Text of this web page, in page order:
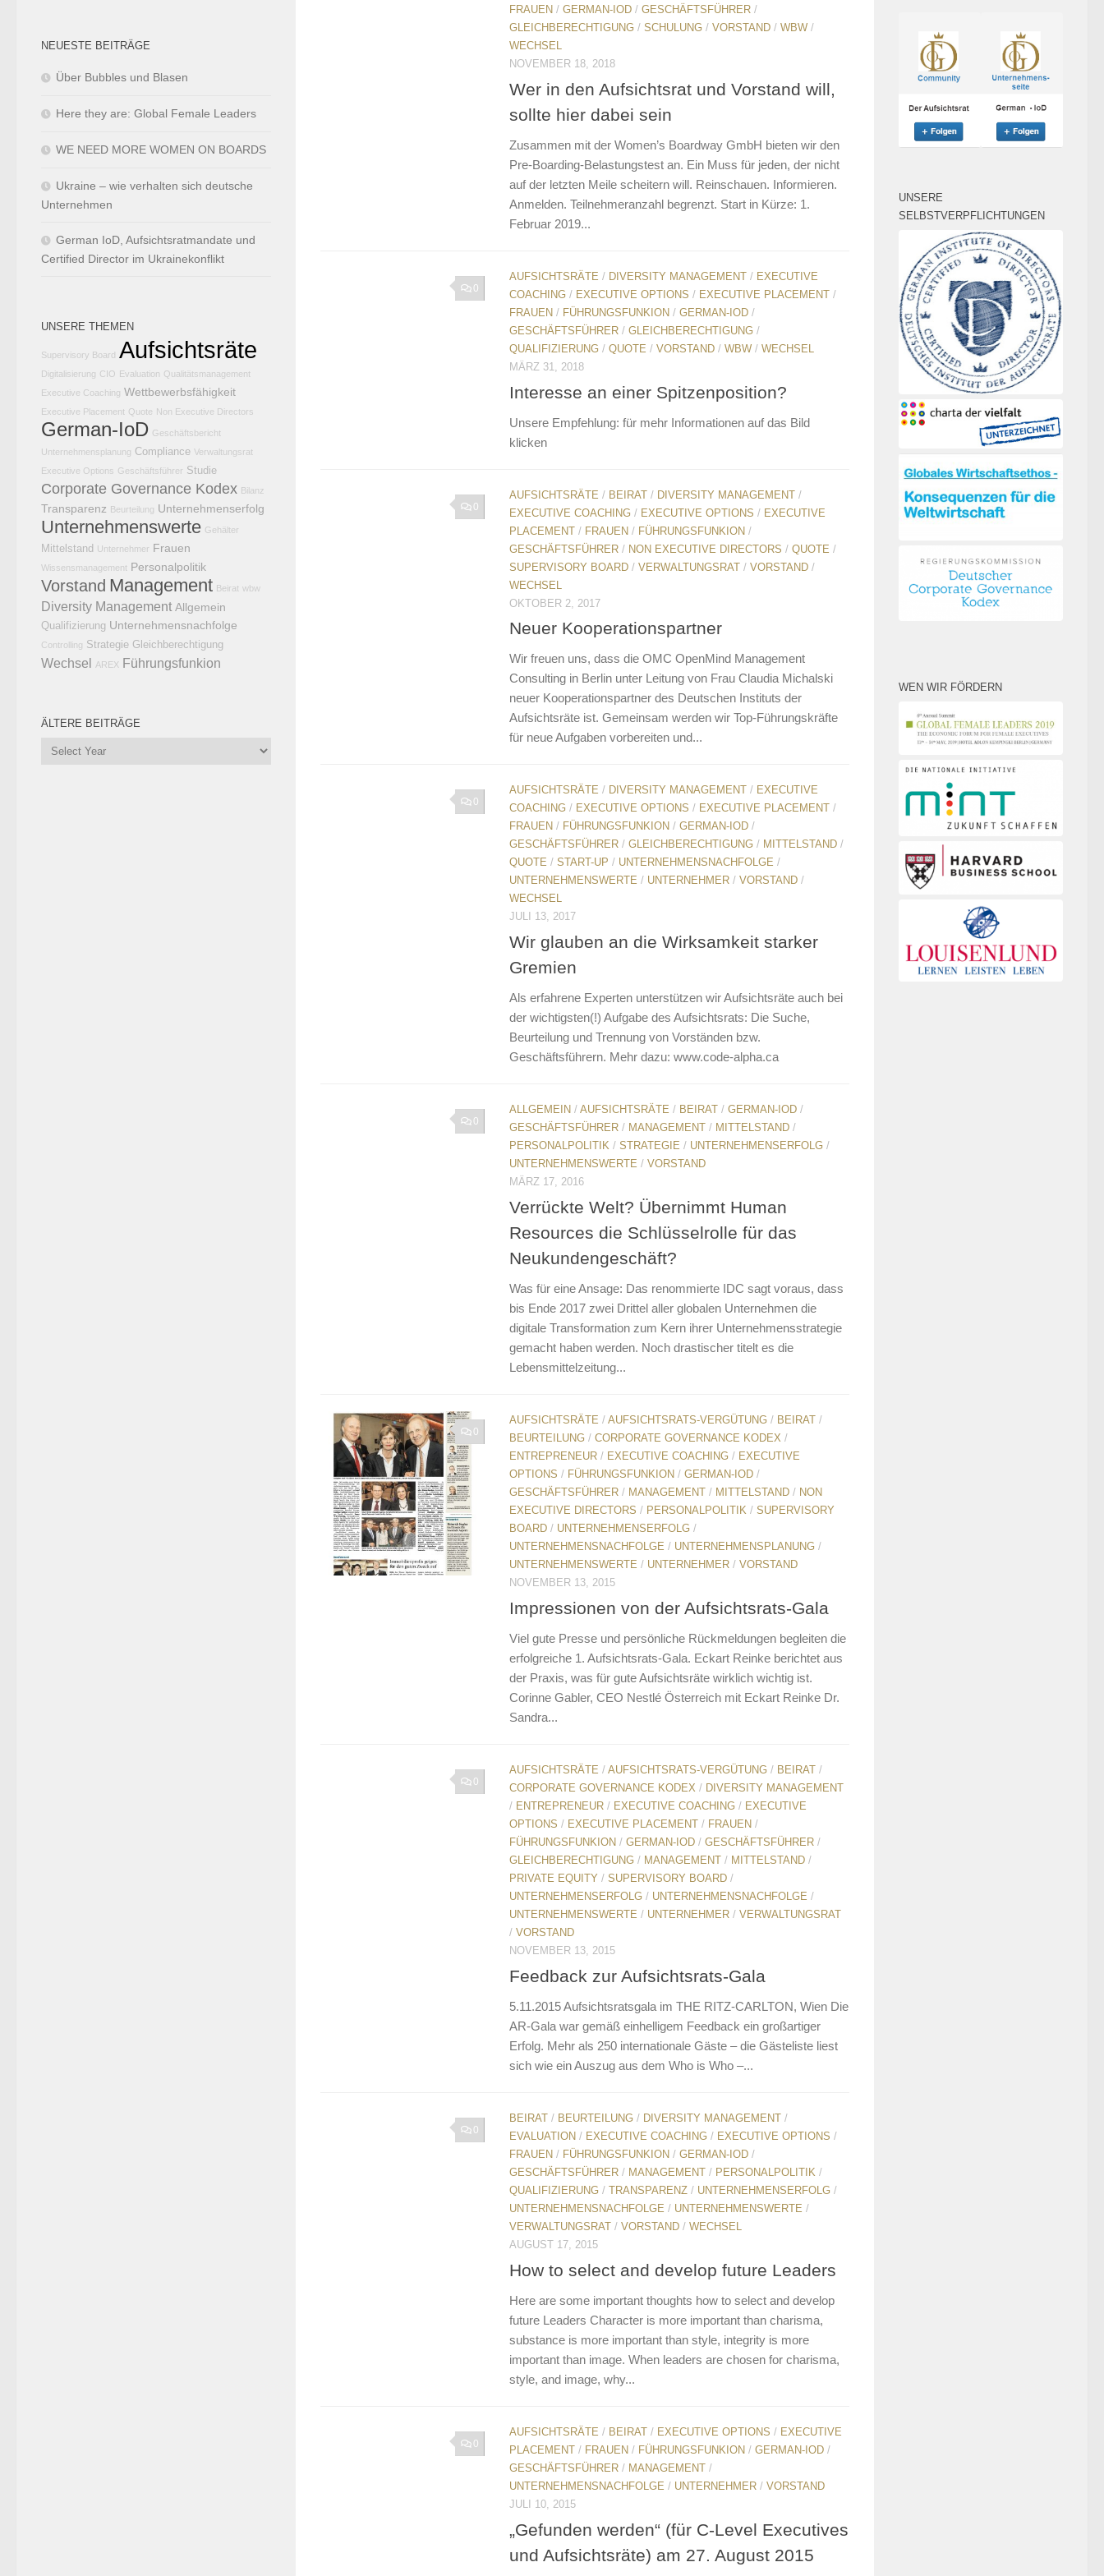
FRAUEN / GERMAN-IOD / GESCHÄFTSFÜHRER /
GLEICHBERECHTIGUNG / SCHULUNG / VORSTAND / WBW /
WECHSEL
NOVEMBER 18, 2018
Wer in den Aufsichtsrat und Vorstand will,
sollte hier dabei sein
Zusammen mit der Women’s Boardway GmbH bieten wir den
Pre-Boarding-Belastungstest an. Ein Muss für jeden, der nicht
auf der letzten Meile scheitern will. Reinschauen. Informieren.
Anmelden. Teilnehmeranzahl begrenzt. Start in Kürze: 1.
Februar 2019...
0
AUFSICHTSRÄTE / DIVERSITY MANAGEMENT / EXECUTIVE
COACHING / EXECUTIVE OPTIONS / EXECUTIVE PLACEMENT /
FRAUEN / FÜHRUNGSFUNKION / GERMAN-IOD /
GESCHÄFTSFÜHRER / GLEICHBERECHTIGUNG /
QUALIFIZIERUNG / QUOTE / VORSTAND / WBW / WECHSEL
MÄRZ 31, 2018
Interesse an einer Spitzenposition?
Unsere Empfehlung: für mehr Informationen auf das Bild
klicken
0
AUFSICHTSRÄTE / BEIRAT / DIVERSITY MANAGEMENT /
EXECUTIVE COACHING / EXECUTIVE OPTIONS / EXECUTIVE
PLACEMENT / FRAUEN / FÜHRUNGSFUNKION /
GESCHÄFTSFÜHRER / NON EXECUTIVE DIRECTORS / QUOTE /
SUPERVISORY BOARD / VERWALTUNGSRAT / VORSTAND /
WECHSEL
OKTOBER 2, 2017
Neuer Kooperationspartner
Wir freuen uns, dass die OMC OpenMind Management
Consulting in Berlin unter Leitung von Frau Claudia Michalski
neuer Kooperationspartner des Deutschen Instituts der
Aufsichtsräte ist. Gemeinsam werden wir Top-Führungskräfte
für neue Aufgaben vorbereiten und...
0
AUFSICHTSRÄTE / DIVERSITY MANAGEMENT / EXECUTIVE
COACHING / EXECUTIVE OPTIONS / EXECUTIVE PLACEMENT /
FRAUEN / FÜHRUNGSFUNKION / GERMAN-IOD /
GESCHÄFTSFÜHRER / GLEICHBERECHTIGUNG / MITTELSTAND /
QUOTE / START-UP / UNTERNEHMENSNACHFOLGE /
UNTERNEHMENSWERTE / UNTERNEHMER / VORSTAND /
WECHSEL
JULI 13, 2017
Wir glauben an die Wirksamkeit starker
Gremien
Als erfahrene Experten unterstützen wir Aufsichtsräte auch bei
der wichtigsten(!) Aufgabe des Aufsichtsrats: Die Suche,
Beurteilung und Trennung von Vorständen bzw.
Geschäftsführern. Mehr dazu: www.code-alpha.ca
0
ALLGEMEIN / AUFSICHTSRÄTE / BEIRAT / GERMAN-IOD /
GESCHÄFTSFÜHRER / MANAGEMENT / MITTELSTAND /
PERSONALPOLITIK / STRATEGIE / UNTERNEHMENSERFOLG /
UNTERNEHMENSWERTE / VORSTAND
MÄRZ 17, 2016
Verrückte Welt? Übernimmt Human
Resources die Schlüsselrolle für das
Neukundengeschäft?
Was für eine Ansage: Das renommierte IDC sagt voraus, dass
bis Ende 2017 zwei Drittel aller globalen Unternehmen die
digitale Transformation zum Kern ihrer Unternehmensstrategie
gemacht haben werden. Noch drastischer titelt es die
Lebensmittelzeitung...
0
AUFSICHTSRÄTE / AUFSICHTSRATS-VERGÜTUNG / BEIRAT /
BEURTEILUNG / CORPORATE GOVERNANCE KODEX /
ENTREPRENEUR / EXECUTIVE COACHING / EXECUTIVE
OPTIONS / FÜHRUNGSFUNKION / GERMAN-IOD /
GESCHÄFTSFÜHRER / MANAGEMENT / MITTELSTAND / NON
EXECUTIVE DIRECTORS / PERSONALPOLITIK / SUPERVISORY
BOARD / UNTERNEHMENSERFOLG /
UNTERNEHMENSNACHFOLGE / UNTERNEHMENSPLANUNG /
UNTERNEHMENSWERTE / UNTERNEHMER / VORSTAND
NOVEMBER 13, 2015
Impressionen von der Aufsichtsrats-Gala
Viel gute Presse und persönliche Rückmeldungen begleiten die
erfolgreiche 1. Aufsichtsrats-Gala. Eckart Reinke berichtet aus
der Praxis, was für gute Aufsichtsräte wirklich wichtig ist.
Corinne Gabler, CEO Nestlé Österreich mit Eckart Reinke Dr.
Sandra...
0
AUFSICHTSRÄTE / AUFSICHTSRATS-VERGÜTUNG / BEIRAT /
CORPORATE GOVERNANCE KODEX / DIVERSITY MANAGEMENT
/ ENTREPRENEUR / EXECUTIVE COACHING / EXECUTIVE
OPTIONS / EXECUTIVE PLACEMENT / FRAUEN /
FÜHRUNGSFUNKION / GERMAN-IOD / GESCHÄFTSFÜHRER /
GLEICHBERECHTIGUNG / MANAGEMENT / MITTELSTAND /
PRIVATE EQUITY / SUPERVISORY BOARD /
UNTERNEHMENSERFOLG / UNTERNEHMENSNACHFOLGE /
UNTERNEHMENSWERTE / UNTERNEHMER / VERWALTUNGSRAT
/ VORSTAND
NOVEMBER 13, 2015
Feedback zur Aufsichtsrats-Gala
5.11.2015 Aufsichtsratsgala im THE RITZ-CARLTON, Wien Die
AR-Gala war gemäß einhelligem Feedback ein großartiger
Erfolg. Mehr als 250 internationale Gäste – die Gästeliste liest
sich wie ein Auszug aus dem Who is Who –...
0
BEIRAT / BEURTEILUNG / DIVERSITY MANAGEMENT /
EVALUATION / EXECUTIVE COACHING / EXECUTIVE OPTIONS /
FRAUEN / FÜHRUNGSFUNKION / GERMAN-IOD /
GESCHÄFTSFÜHRER / MANAGEMENT / PERSONALPOLITIK /
QUALIFIZIERUNG / TRANSPARENZ / UNTERNEHMENSERFOLG /
UNTERNEHMENSNACHFOLGE / UNTERNEHMENSWERTE /
VERWALTUNGSRAT / VORSTAND / WECHSEL
AUGUST 17, 2015
How to select and develop future Leaders
Here are some important thoughts how to select and develop
future Leaders Character is more important than charisma,
substance is more important than style, integrity is more
important than image. When leaders are chosen for charisma,
style, and image, why...
0
AUFSICHTSRÄTE / BEIRAT / EXECUTIVE OPTIONS / EXECUTIVE
PLACEMENT / FRAUEN / FÜHRUNGSFUNKION / GERMAN-IOD /
GESCHÄFTSFÜHRER / MANAGEMENT /
UNTERNEHMENSNACHFOLGE / UNTERNEHMER / VORSTAND
JULI 10, 2015
„Gefunden werden“ (für C-Level Executives
und Aufsichtsräte) am 27. August 2015
NEUESTE BEITRÄGE
Über Bubbles und Blasen
Here they are: Global Female Leaders
WE NEED MORE WOMEN ON BOARDS
Ukraine – wie verhalten sich deutsche
Unternehmen
German IoD, Aufsichtsratmandate und
Certified Director im Ukrainekonflikt
UNSERE THEMEN
Supervisory Board Aufsichtsräte
Digitalisierung CIO Evaluation Qualitätsmanagement
Executive Coaching Wettbewerbsfähigkeit
Executive Placement Quote Non Executive Directors
German-IoD Geschäftsbericht
Unternehmensplanung Compliance Verwaltungsrat
Executive Options Geschäftsführer Studie
Corporate Governance Kodex Bilanz
Transparenz Beurteilung Unternehmenserfolg
Unternehmenswerte Gehälter
Mittelstand Unternehmer Frauen
Wissensmanagement Personalpolitik
Vorstand Management Beirat wbw
Diversity Management Allgemein
Qualifizierung Unternehmensnachfolge
Controlling Strategie Gleichberechtigung
Wechsel AREX Führungsfunkion
ÄLTERE BEITRÄGE
UNSERE
SELBSTVERPFLICHTUNGEN
WEN WIR FÖRDERN